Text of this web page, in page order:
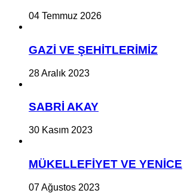
04 Temmuz 2026
GAZİ VE ŞEHİTLERİMİZ
28 Aralık 2023
SABRİ AKAY
30 Kasım 2023
MÜKELLEFİYET VE YENİCE
07 Ağustos 2023